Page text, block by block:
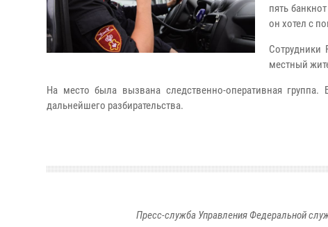
пять
он хотел с
Сотрудники
местный
На место была вызвана следственно-оперативная
дальнейшего разбирательства.
Пресс-служба Управления Федеральной